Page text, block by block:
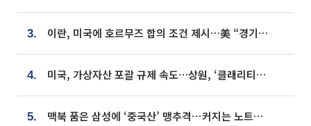
3. 이란, 미국에 호르무즈 합의 조건 제시…美 “경기 아직 안 끝나” [종합]
4. 미국, 가상자산 포괄 규제 속도…상원, ‘클래리티법’ 9월 절차투표 추진
5. 맥북 품은 삼성에 ‘중국산’ 맹추격⋯커지는 노트북 OLED 시장